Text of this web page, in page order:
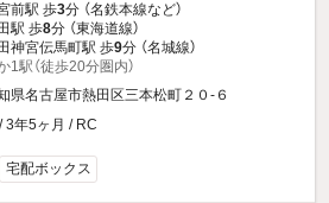
前駅 歩3分 （名鉄本線など）
駅 歩8分 （東海道線）
神宮伝馬町駅 歩9分 （名城線）
1駅（徒歩20分圏内）
県名古屋市熱田区三本松町２０-６
3年5ヶ月 / RC
宅配ボックス